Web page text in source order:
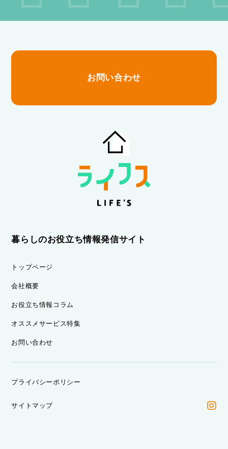
お問い合わせ
暮らしのお役立ち情報発信サイト
トップページ
会社概要
お役立ち情報コラム
オススメサービス特集
お問い合わせ
プライバシーポリシー
サイトマップ